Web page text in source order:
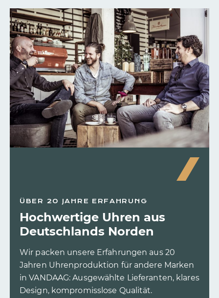
ÜBER 20 JAHRE ERFAHRUNG
Hochwertige Uhren aus
Deutschlands Norden
Wir packen unsere Erfahrungen aus 20
Jahren Uhrenproduktion für andere Marken
in VANDAAG: Ausgewählte Lieferanten, klares
Design, kompromisslose Qualität.